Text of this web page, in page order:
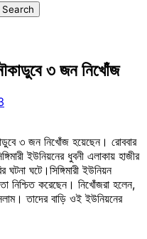
৩ জন নিখোঁজ
৩ জন নিখোঁজ হয়েছেন। রোববার
ইউনিয়নের ধুবনী এলাকায় হাজীর
ঘটে।সিঙ্গিমারী ইউনিয়ন
নিশ্চিত করেছেন। নিখোঁজরা হলেন,
তাদের বাড়ি ওই ইউনিয়নের